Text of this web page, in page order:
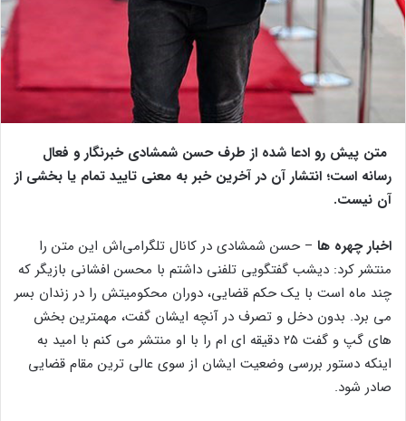
متن پیش رو ادعا شده از طرف حسن شمشادی خبرنگار و فعال
رسانه است؛ انتشار آن در آخرین خبر به معنی تایید تمام یا بخشی از
آن نیست.
اخبار چهره ها – حسن شمشادی در کانال تلگرامی‌اش این متن را
منتشر کرد: دیشب گفتگویی تلفنی داشتم با محسن افشانی بازیگر که
چند ماه است با یک حکم قضایی، دوران محکومیتش را در زندان بسر
می برد. بدون دخل و تصرف در آنچه ایشان گفت، مهمترین بخش
های گپ و گفت ۲۵ دقیقه ای ام را با او منتشر می کنم با امید به
اینکه دستور بررسی وضعیت ایشان از سوی عالی ترین مقام قضایی
صادر شود.